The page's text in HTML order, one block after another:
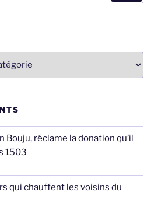
Bouju, réclame la donation qu’il
1503
qui chauffent les voisins du